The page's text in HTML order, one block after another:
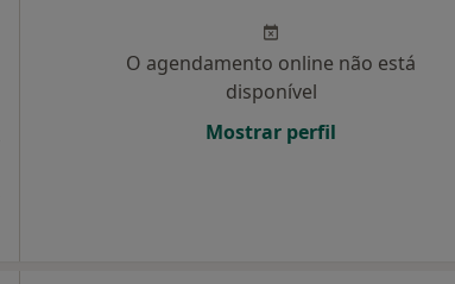
O agendamento online não está
disponível
Mostrar perfil